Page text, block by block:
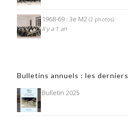
1968-69 : 3e M2 (2 photos)
Il y a 1 an
Bulletins annuels : les derniers
Bulletin 2025